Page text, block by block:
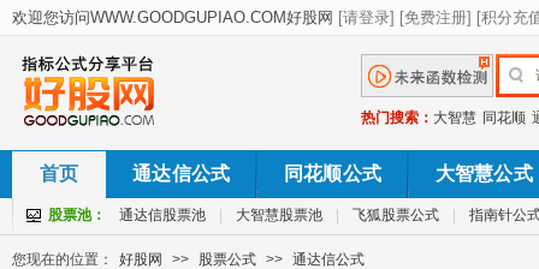
热门搜索： 大智慧 同花顺
首页 通达信公式 同花顺公式 大智慧公式
股票池： 通达信股票池 大智慧股票池 飞狐股票公式 指南针公
您现在的位置： 好股网 >> 股票公式 >> 通达信公式